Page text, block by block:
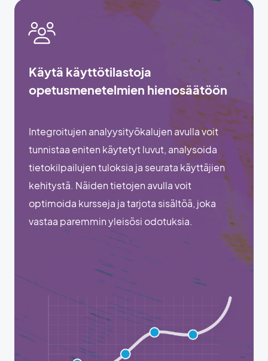
Käytä käyttötilastoja
opetusmenetelmien hienosäätöön
Integroitujen analyysityökalujen avulla voit
tunnistaa eniten käytetyt luvut, analysoida
tietokilpailujen tuloksia ja seurata käyttäjien
kehitystä. Näiden tietojen avulla voit
optimoida kursseja ja tarjota sisältöä, joka
vastaa paremmin yleisösi odotuksia.